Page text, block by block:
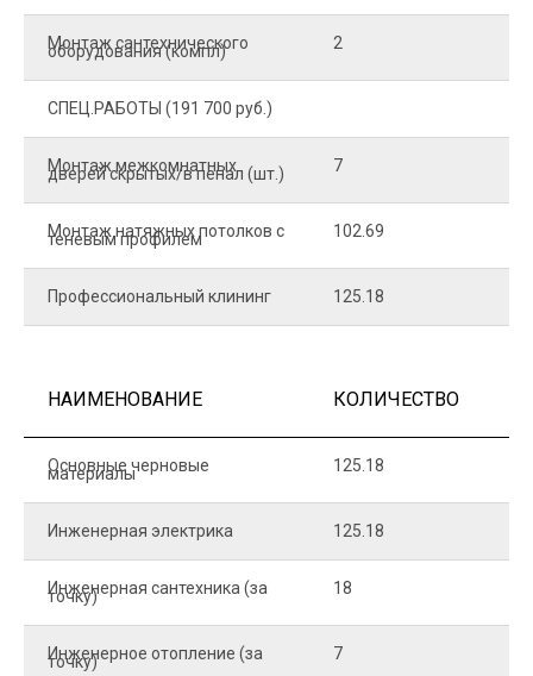
Монтаж сантехнического
оборудования (компл) 2
СПЕЦ.РАБОТЫ (191 700 руб.)
Монтаж межкомнатных
дверей скрытых/в пенал (шт.) 7
Монтаж натяжных потолков с
теневым профилем 102.69
Профессиональный клининг 125.18
НАИМЕНОВАНИЕ КОЛИЧЕСТВО
Основные черновые
материалы 125.18
Инженерная электрика 125.18
Инженерная сантехника (за
точку) 18
Инженерное отопление (за
точку) 7